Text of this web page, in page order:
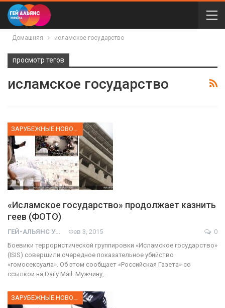
Домашняя исламское государство
просмотр тегов
исламское государство
«Исламское государство» продолжает казнить
геев (ФОТО)
ГЕЙ-АЛЬЯНС УКРАИНА Фев 3, 2015
0
Боевики террористической группировки «Исламское государство»
(ISIS) совершили очередное показательное убийство
«гомосексуала». Об этом сообщает «Российская Газета» со
ссылкой на Daily Mail. Мужчину,…
ЗАРУБЕЖНЫЕ НОВОСТИ